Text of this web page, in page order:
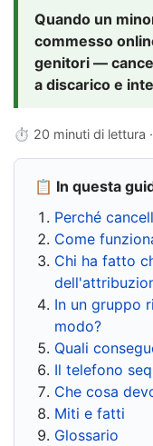
Quando un
commesso
genitori —
a discarico e
⏱ 20 minuti di lettura
📋 In questa
Perché
Come
Chi ha fatto
In un gruppo
modo?
Quali
Il telefono
Che cosa
Miti e fatti
Glossario